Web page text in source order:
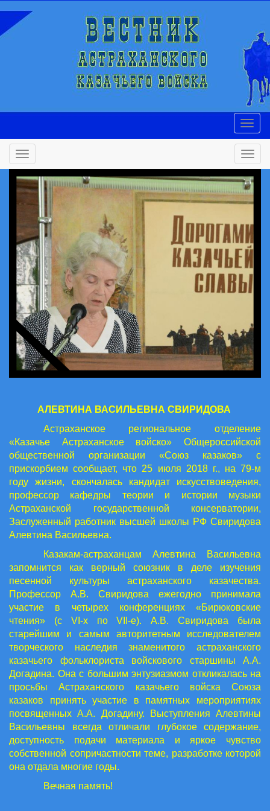
АЛЕВТИНА ВАСИЛЬЕВНА СВИРИДОВА
Астраханское региональное отделение
«Казачье Астраханское войско» Общероссийской
общественной организации «Союз казаков» с
прискорбием сообщает, что 25 июля 2018 г., на 79-м
году жизни, скончалась кандидат искусствоведения,
профессор кафедры теории и истории музыки
Астраханской государственной консерватории,
Заслуженный работник высшей школы РФ Свиридова
Алевтина Васильевна.
Казакам-астраханцам Алевтина Васильевна
запомнится как верный союзник в деле изучения
песенной культуры астраханского казачества.
Профессор А.В. Свиридова ежегодно принимала
участие в четырех конференциях «Бирюковские
чтения» (с VI -х поVII-е). А.В. Свиридова была
старейшим и самым авторитетным исследователем
творческого наследия знаменитого астраханского
казачьего фольклориста войскового старшины А.А.
Догадина. Она с большим энтузиазмом откликалась на
просьбы Астраханского казачьего войска Союза
казаков принять участие в памятных мероприятиях
посвященных А.А. Догадину. Выступления Алевтины
Васильевны всегда отличали глубокое содержание,
доступность подачи материала и яркое чувство
собственной сопричастности теме, разработке которой
она отдала многие годы.
Вечная память!